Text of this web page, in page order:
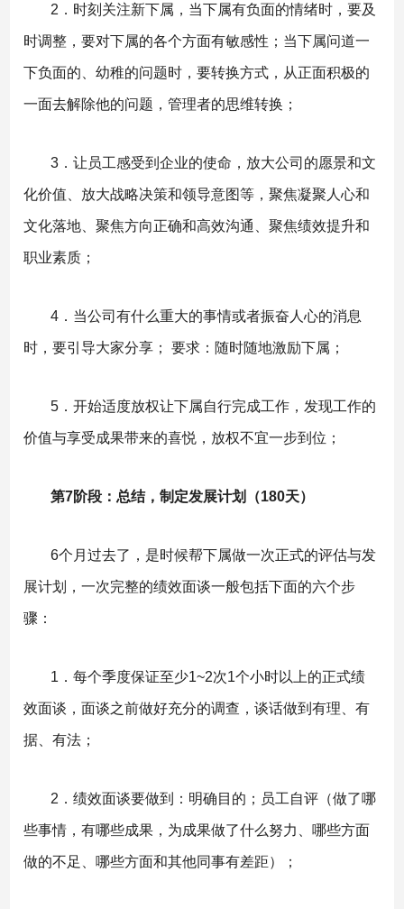
2．时刻关注新下属，当下属有负面的情绪时，要及
时调整，要对下属的各个方面有敏感性；当下属问道一
下负面的、幼稚的问题时，要转换方式，从正面积极的
一面去解除他的问题，管理者的思维转换；
3．让员工感受到企业的使命，放大公司的愿景和文
化价值、放大战略决策和领导意图等，聚焦凝聚人心和
文化落地、聚焦方向正确和高效沟通、聚焦绩效提升和
职业素质；
4．当公司有什么重大的事情或者振奋人心的消息
时，要引导大家分享； 要求：随时随地激励下属；
5．开始适度放权让下属自行完成工作，发现工作的
价值与享受成果带来的喜悦，放权不宜一步到位；
第7阶段：总结，制定发展计划（180天）
6个月过去了，是时候帮下属做一次正式的评估与发
展计划，一次完整的绩效面谈一般包括下面的六个步
骤：
1．每个季度保证至少1~2次1个小时以上的正式绩
效面谈，面谈之前做好充分的调查，谈话做到有理、有
据、有法；
2．绩效面谈要做到：明确目的；员工自评（做了哪
些事情，有哪些成果，为成果做了什么努力、哪些方面
做的不足、哪些方面和其他同事有差距）；